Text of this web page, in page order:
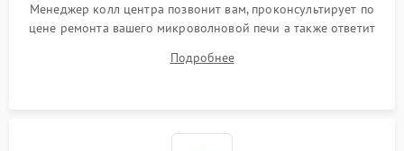
Менеджер колл центра позвонит вам, проконсультирует по
цене ремонта вашего микроволновой печи а также ответит
Подробнее